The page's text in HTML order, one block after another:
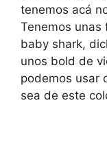
tenemos acá
Tenemos unas
baby shark,
unos bold de
podemos usar
sea de este